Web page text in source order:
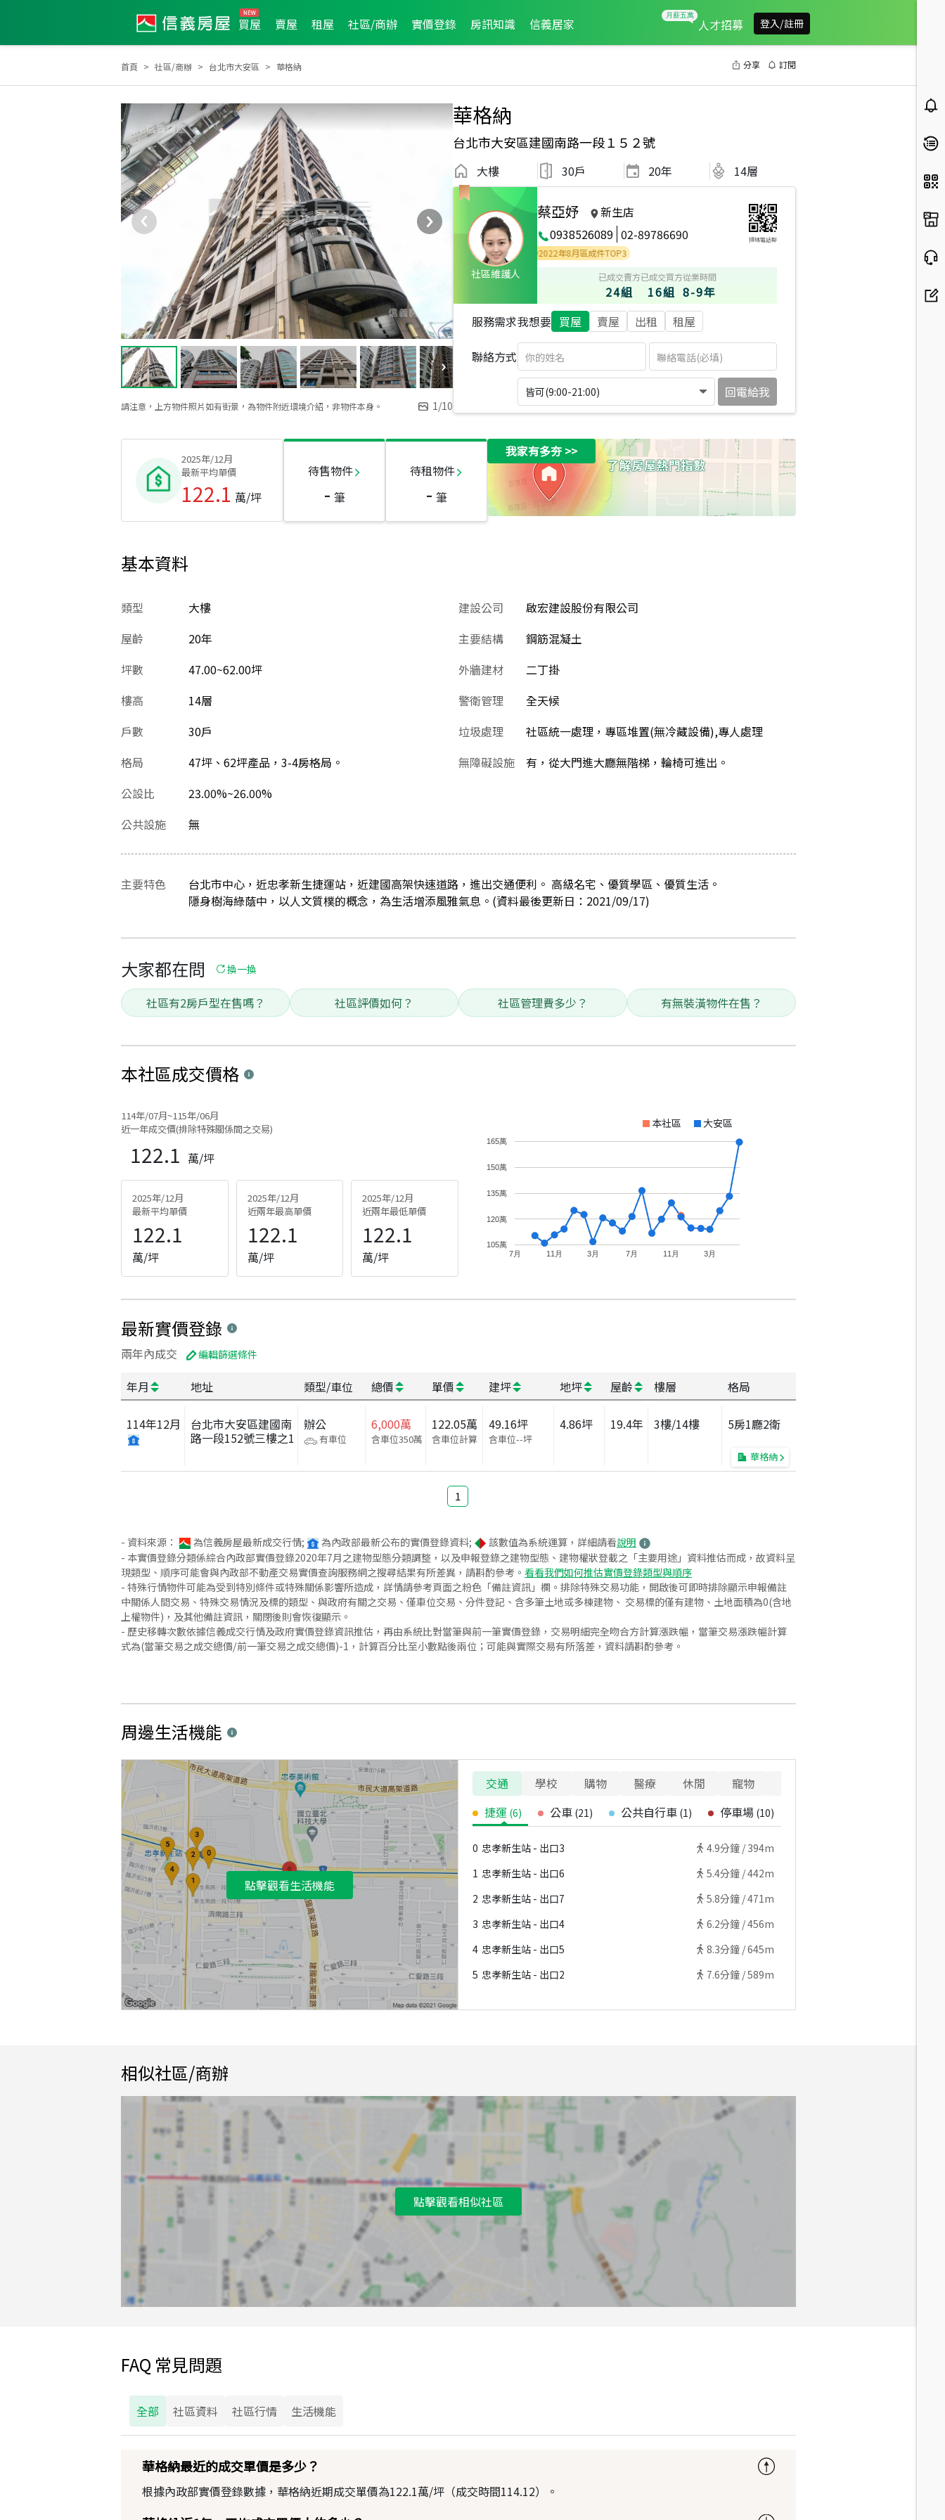
買屋 賣屋 租屋 社區/商辦 實價登錄 房訊知識 信義居家 人才招募 登入/註冊
首頁 社區/商辦 台北市大安區 華格納 分享 訂閱
請注意，上方物件照片如有街景，為物件附近環境介紹，非物件本身。 1/10
華格納
台北市大安區建國南路一段１５２號
大樓 30戶 20年 14層
社區維護人
蔡亞妤
新生店
0938526089 02-89786690 掃碼電話聊
2025年5月區成件TOP3 2025年4月區成件TOP3 2023年5月區成件TOP3
2022年8月區成件TOP3
已成交賣方
24組
已成交買方
16組
從業時間
8-9年
服務需求我想要 買屋 賣屋 出租 租屋
聯絡方式
皆可(9:00-21:00) 回電給我
2025年/12月
最新平均單價
122.1 萬/坪
待售物件
- 筆
待租物件
- 筆
我家有多夯>>
基本資料
類型
大樓
屋齡
20年
坪數
47.00~62.00坪
樓高
14層
戶數
30戶
格局
47坪、62坪產品，3-4房格局。
公設比
23.00%~26.00%
建設公司
啟宏建設股份有限公司
主要結構
鋼筋混凝土
外牆建材
二丁掛
警衛管理
全天候
垃圾處理
社區統一處理，專區堆置(無冷藏設備),專人處理
無障礙設施
有，從大門進大廳無階梯，輪椅可進出。
公共設施 無
主要特色
台北市中心，近忠孝新生捷運站，近建國高架快速道路，進出交通便利。 高級名宅、優質學區、優質生活。
隱身樹海綠蔭中，以人文質樸的概念，為生活增添風雅氣息。(資料最後更新日：2021/09/17)
大家都在問 換一換
社區有2房戶型在售嗎？ 社區評價如何？ 社區管理費多少？ 有無裝潢物件在售？
本社區成交價格
114年/07月~115年/06月
近一年成交價(排除特殊關係間之交易)
122.1 萬/坪
2025年/12月
最新平均單價
122.1
萬/坪
2025年/12月
近兩年最高單價
122.1
萬/坪
2025年/12月
近兩年最低單價
122.1
萬/坪
本社區 大安區
7月 11月 3月 7月 11月 3月
105萬
120萬
135萬
150萬
165萬
最新實價登錄
兩年內成交 編輯篩選條件
年月 地址 類型/車位 總價 單價 建坪 地坪 屋齡 樓層 格局
114年12月
台北市大安區建國南
路一段152號三樓之1
辦公
有車位
6,000萬
含車位350萬
122.05萬
含車位計算
49.16坪
含車位--坪
4.86坪 19.4年 3樓/14樓 5房1廳2衛
華格納
1
- 資料來源： 為信義房屋最新成交行情; 為內政部最新公布的實價登錄資料; 該數值為系統運算，詳細請看說明
- 本實價登錄分類係綜合內政部實價登錄2020年7月之建物型態分類調整，以及申報登錄之建物型態、建物權狀登載之「主要用途」資料推估而成，故資料呈
現類型、順序可能會與內政部不動產交易實價查詢服務網之搜尋結果有所差異，請斟酌參考。 看看我們如何推估實價登錄類型與順序
- 特殊行情物件可能為受到特別條件或特殊關係影響所造成，詳情請參考頁面之粉色「備註資訊」欄。排除特殊交易功能，開啟後可即時排除顯示申報備註
中關係人間交易、特殊交易情況及標的類型、與政府有關之交易、僅車位交易、分件登記、含多筆土地或多棟建物、 交易標的僅有建物、土地面積為0(含地
上權物件)，及其他備註資訊，關閉後則會恢復顯示。
- 歷史移轉次數依據信義成交行情及政府實價登錄資訊推估，再由系統比對當筆與前一筆實價登錄，交易明細完全吻合方計算漲跌幅，當筆交易漲跌幅計算
式為(當筆交易之成交總價/前一筆交易之成交總價)-1，計算百分比至小數點後兩位；可能與實際交易有所落差，資料請斟酌參考。
周邊生活機能
點擊觀看生活機能
交通 學校 購物 醫療 休閒 寵物
捷運 (6) 公車 (21) 公共自行車 (1) 停車場 (10)
0 忠孝新生站 - 出口3 4.9分鐘 / 394m
1 忠孝新生站 - 出口6 5.4分鐘 /442m
2 忠孝新生站 - 出口7 5.8分鐘 /471m
3 忠孝新生站 - 出口4 6.2分鐘 /456m
4 忠孝新生站 - 出口5 8.3分鐘 /645m
5 忠孝新生站 - 出口2 7.6分鐘 /589m
相似社區/商辦
點擊觀看相似社區
FAQ 常見問題
全部 社區資料 社區行情 生活機能
華格納最近的成交單價是多少？
根據內政部實價登錄數據，華格納近期成交單價為122.1萬/坪（成交時間114.12）。